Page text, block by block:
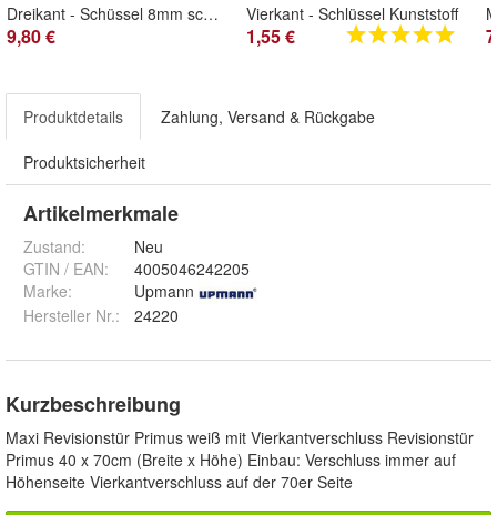
Dreikant - Schüssel 8mm schwarz für CSWP Klappen
9,80 €
Vierkant - Schlüssel Kunststoff
1,55 €
Produktdetails Zahlung, Versand & Rückgabe
Produktsicherheit
Artikelmerkmale
Zustand:
Neu
GTIN / EAN:
4005046242205
Marke:
Upmann
Hersteller Nr.:
24220
Kurzbeschreibung
Maxi Revisionstür Primus weiß mit Vierkantverschluss Revisionstür
Primus 40 x 70cm (Breite x Höhe) Einbau: Verschluss immer auf
Höhenseite Vierkantverschluss auf der 70er Seite